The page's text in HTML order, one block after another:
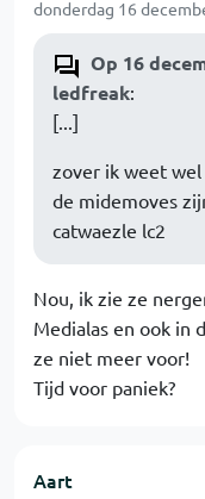
donderdag 16
Op 16
ledfreak:
[...]
zover ik weet
de midemoves
catwaezle lc2
Nou, ik zie ze
Medialas en ook in
ze niet meer voor!
Tijd voor paniek?
Aart